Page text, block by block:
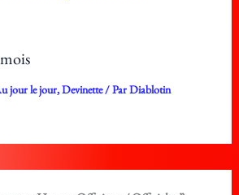
jour le jour,Devinette/ ParDiablotin